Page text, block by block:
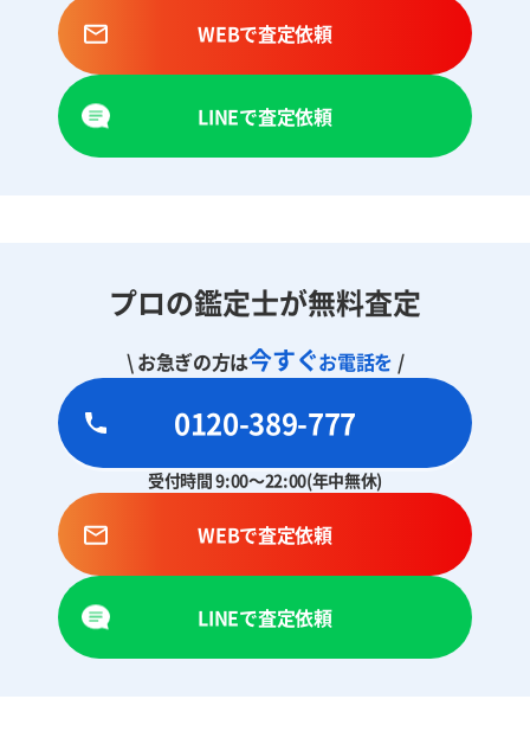
WEBで査定依頼
LINEで査定依頼
プロの鑑定士が無料査定
\ お急ぎの方は今すぐお電話を /
0120-389-777
受付時間 9:00～22:00(年中無休)
WEBで査定依頼
LINEで査定依頼